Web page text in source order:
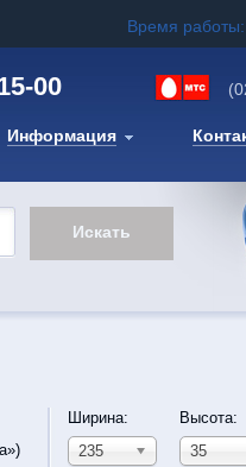
Время работы:
00
Информация
Ширина:
235
Высота:
35